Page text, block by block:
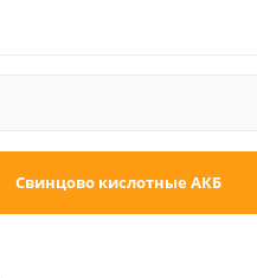
Свинцово кислотные АКБ